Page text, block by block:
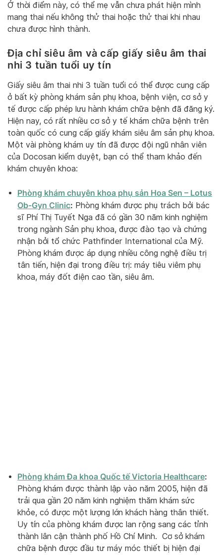
Ở thời điểm này, có thể mẹ vẫn chưa phát hiện mình
mang thai nếu không thử thai hoặc thử thai khi nhau
chưa được hình thành.
Địa chỉ siêu âm và cấp giấy siêu âm thai
nhi 3 tuần tuổi uy tín
Giấy siêu âm thai nhi 3 tuần tuổi có thể được cung cấp
ở bất kỳ phòng khám sản phụ khoa, bệnh viện, cơ sở y
tế được cấp phép lưu hành khám chữa bệnh đã đăng ký.
Hiện nay, có rất nhiều cơ sở y tế khám chữa bệnh trên
toàn quốc có cung cấp giấy khám siêu âm sản phụ khoa.
Một vài phòng khám uy tín đã được đội ngũ nhân viên
của Docosan kiểm duyệt, bạn có thể tham khảo đến
khám chuyên khoa:
Phòng khám chuyên khoa phụ sản Hoa Sen – Lotus
Ob-Gyn Clinic: Phòng khám được phụ trách bởi bác
sĩ Phí Thị Tuyết Nga đã có gần 30 năm kinh nghiệm
trong ngành Sản phụ khoa, được đào tạo và chứng
nhận bởi tổ chức Pathfinder International của Mỹ.
Phòng khám được áp dụng nhiều công nghệ điều trị
tân tiến, hiện đại trong điều trị: máy tiêu viêm phụ
khoa, máy đốt điện cao tần, siêu âm.
Phòng khám Đa khoa Quốc tế Victoria Healthcare:
Phòng khám được thành lập vào năm 2005, hiện đã
trải qua gần 20 năm kinh nghiệm thăm khám sức
khỏe, có được một lượng lớn khách hàng thân thiết.
Uy tín của phòng khám được lan rộng sang các tỉnh
thành lân cận thành phố Hồ Chí Minh. Cơ sở khám
chữa bệnh được đầu tư máy móc thiết bị hiện đại